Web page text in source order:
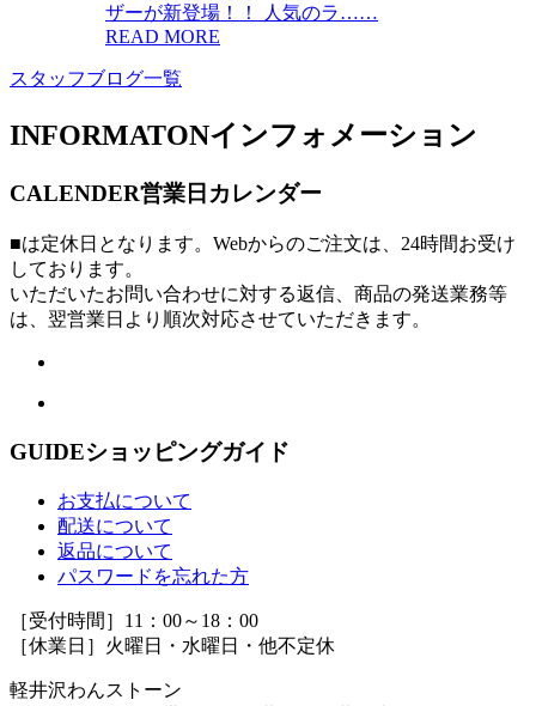
ザーが新登場！！ 人気のラ……
READ MORE
スタッフブログ一覧
INFORMATONインフォメーション
CALENDER営業日カレンダー
■は定休日となります。Webからのご注文は、24時間お受け
しております。
いただいたお問い合わせに対する返信、商品の発送業務等
は、翌営業日より順次対応させていただきます。
GUIDEショッピングガイド
お支払について
配送について
返品について
パスワードを忘れた方
［受付時間］11：00～18：00
［休業日］火曜日・水曜日・他不定休
軽井沢わんストーン